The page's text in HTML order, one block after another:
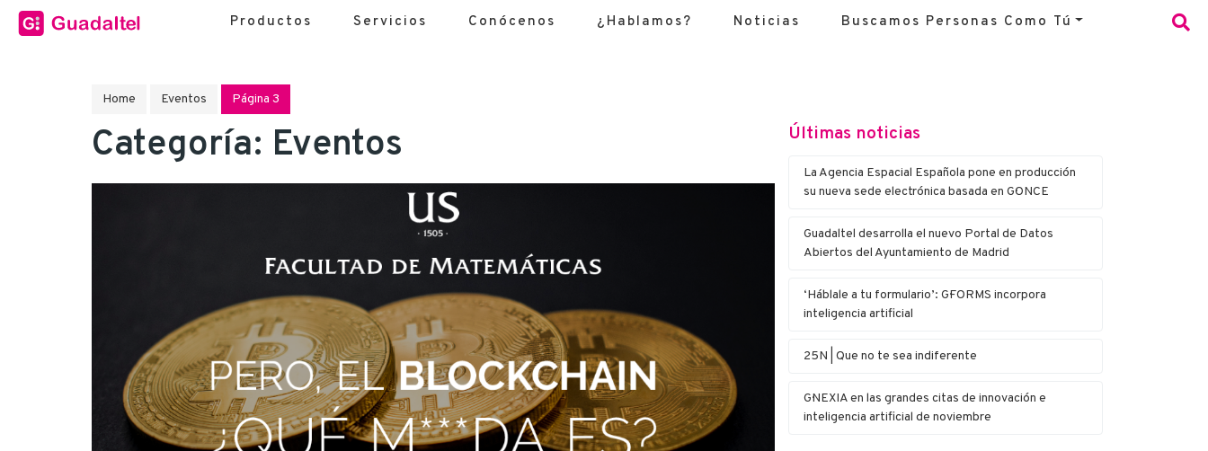
Productos Servicios Conócenos ¿Hablamos? Noticias Buscamos Personas Como Tú
Home Eventos Página 3
Categoría: Eventos Últimas noticias
La Agencia Espacial Española pone en producción
su nueva sede electrónica basada en G·ONCE
Guadaltel desarrolla el nuevo Portal de Datos
Abiertos del Ayuntamiento de Madrid
‘Háblale a tu formulario’: G·FORMS incorpora
inteligencia artificial
25N | Que no te sea indiferente
G·NEXIA en las grandes citas de innovación e
inteligencia artificial de noviembre